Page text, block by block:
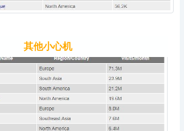
其他小心机